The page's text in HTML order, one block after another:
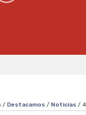
/ Destacamos / Noticias /